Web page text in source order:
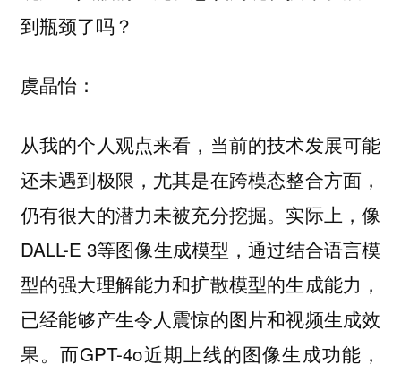
到瓶颈了吗？
虞晶怡：
从我的个人观点来看，当前的技术发展可能
还未遇到极限，尤其是在跨模态整合方面，
仍有很大的潜力未被充分挖掘。实际上，像
DALL-E 3等图像生成模型，通过结合语言模
型的强大理解能力和扩散模型的生成能力，
已经能够产生令人震惊的图片和视频生成效
果。而GPT-4o近期上线的图像生成功能，